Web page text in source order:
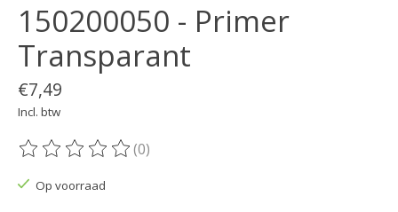
150200050 - Primer
Transparant
€7,49
Incl. btw
De beoordeling van dit product is
(0)
Op voorraad